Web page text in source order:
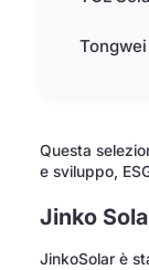
Tongwei
Questa
e sviluppo,
Jinko
JinkoSolar è